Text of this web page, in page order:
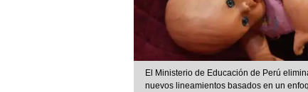
El Ministerio de Educación de Perú
nuevos lineamientos basados en un